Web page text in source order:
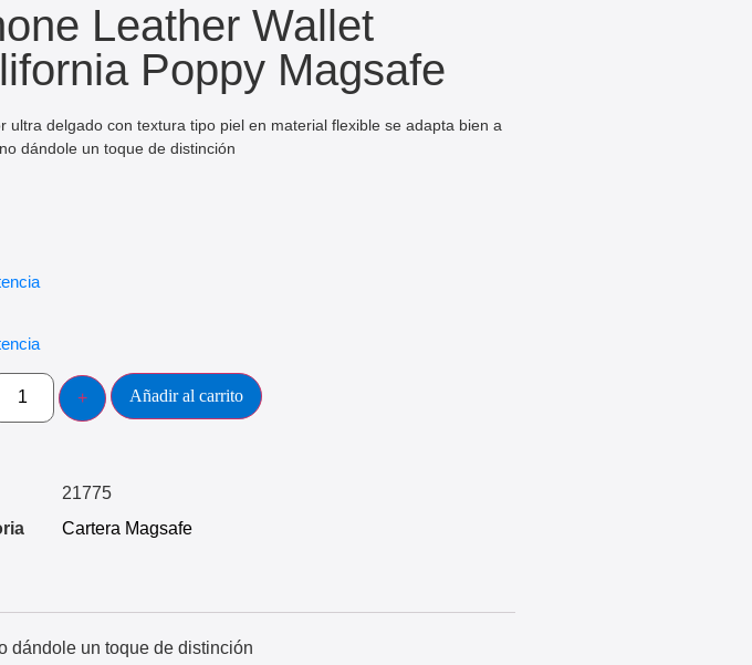
Leather Wallet
Poppy Magsafe
ultra delgado con textura tipo piel en material flexible se adapta bien a
dándole un toque de distinción
Añadir al carrito
21775
Cartera Magsafe
dándole un toque de distinción